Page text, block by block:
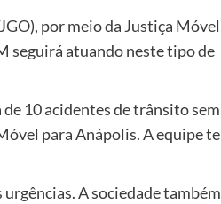
por meio da Justiça
seguirá atuando neste tipo de
10 acidentes de trânsito sem
para Anápolis. A equipe
A sociedade também